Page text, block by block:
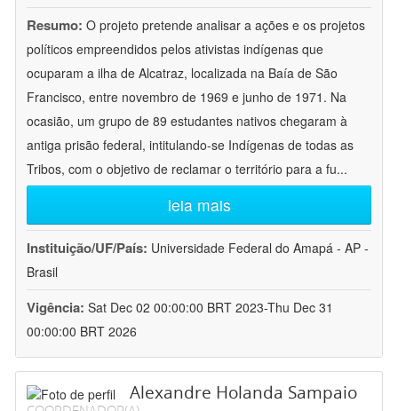
Resumo: O projeto pretende analisar a ações e os projetos
políticos empreendidos pelos ativistas indígenas que
ocuparam a ilha de Alcatraz, localizada na Baía de São
Francisco, entre novembro de 1969 e junho de 1971. Na
ocasião, um grupo de 89 estudantes nativos chegaram à
antiga prisão federal, intitulando-se Indígenas de todas as
Tribos, com o objetivo de reclamar o território para a fu...
leia mais
Instituição/UF/País: Universidade Federal do Amapá - AP -
Brasil
Vigência: Sat Dec 02 00:00:00 BRT 2023-Thu Dec 31
00:00:00 BRT 2026
Alexandre Holanda Sampaio